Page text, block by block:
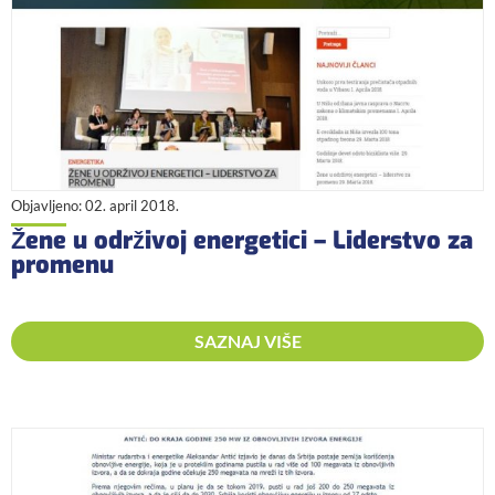
Objavljeno:02. april 2018.
Žene u održivoj energetici – Liderstvo za
promenu
SAZNAJ VIŠE